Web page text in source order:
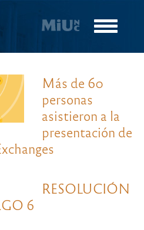
Toggle
Más de 60
personas
asistieron a la
presentación de
RESOLUCIÓN
6